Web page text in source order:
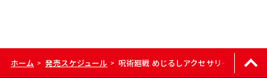
ホーム > 発売スケジュール > 呪術廻戦 めじるしアクセサリー